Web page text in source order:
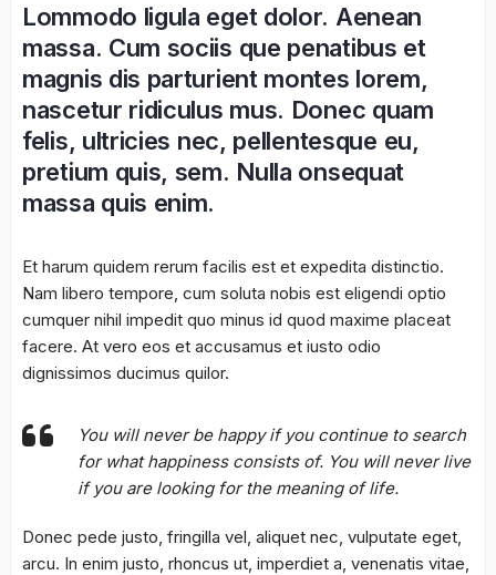
Lommodo ligula eget dolor. Aenean
massa. Cum sociis que penatibus et
magnis dis parturient montes lorem,
nascetur ridiculus mus. Donec quam
felis, ultricies nec, pellentesque eu,
pretium quis, sem. Nulla onsequat
massa quis enim.
Et harum quidem rerum facilis est et expedita distinctio.
Nam libero tempore, cum soluta nobis est eligendi optio
cumquer nihil impedit quo minus id quod maxime placeat
facere. At vero eos et accusamus et iusto odio
dignissimos ducimus quilor.
You will never be happy if you continue to search
for what happiness consists of. You will never live
if you are looking for the meaning of life.
Donec pede justo, fringilla vel, aliquet nec, vulputate eget,
arcu. In enim justo, rhoncus ut, imperdiet a, venenatis vitae,